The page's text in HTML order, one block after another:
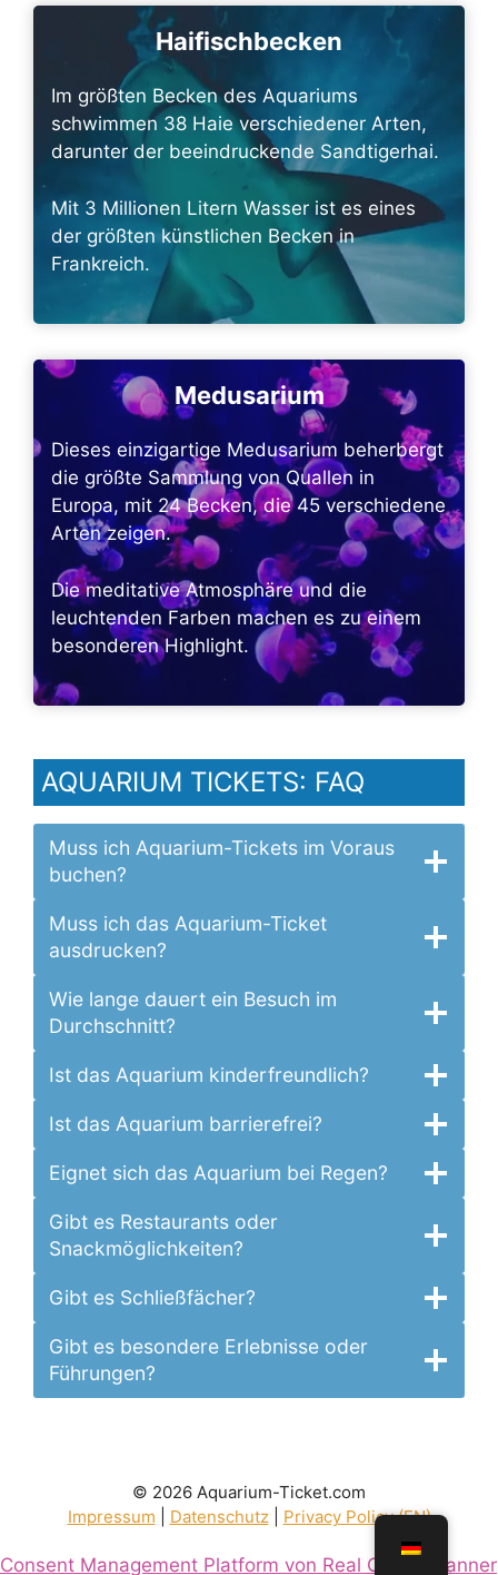
Haifischbecken
Im größten Becken des Aquariums
schwimmen 38 Haie verschiedener Arten,
darunter der beeindruckende Sandtigerhai.
Mit 3 Millionen Litern Wasser ist es eines
der größten künstlichen Becken in
Frankreich.
Medusarium
Dieses einzigartige Medusarium beherbergt
die größte Sammlung von Quallen in
Europa, mit 24 Becken, die 45 verschiedene
Arten zeigen.
Die meditative Atmosphäre und die
leuchtenden Farben machen es zu einem
besonderen Highlight.
AQUARIUM TICKETS: FAQ
Muss ich Aquarium-Tickets im Voraus
buchen?
Muss ich das Aquarium-Ticket
ausdrucken?
Wie lange dauert ein Besuch im
Durchschnitt?
Ist das Aquarium kinderfreundlich?
Ist das Aquarium barrierefrei?
Eignet sich das Aquarium bei Regen?
Gibt es Restaurants oder
Snackmöglichkeiten?
Gibt es Schließfächer?
Gibt es besondere Erlebnisse oder
Führungen?
© 2026 Aquarium-Ticket.com
Impressum
Datenschutz| Privacy Policy (EN)
Consent Management Platform von Real Cookie Banner